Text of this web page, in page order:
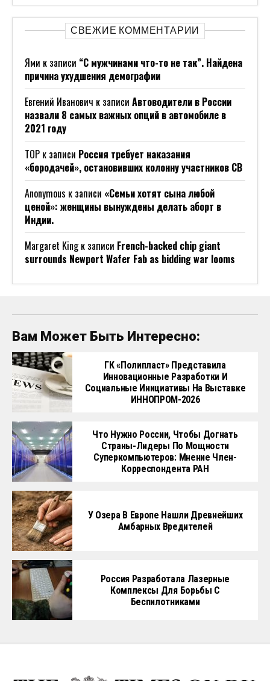
СВЕЖИЕ КОММЕНТАРИИ
Ями к записи “С мужчинами что-то не так”. Найдена
причина ухудшения демографии
Евгений Иванович к записи Автоводители в России
назвали 8 самых важных опций в автомобиле в
2021 году
ТОР к записи Россия требует наказания
«бородачей», остановивших колонну участников СВ
Anonymous к записи «Семьи хотят сына любой
ценой»: женщины вынуждены делать аборт в
Индии.
Margaret Kingк записи French-backed chip giant
surrounds Newport Wafer Fab as bidding war looms
Вам Может Быть Интересно:
ГК «Полипласт» Представила
Инновационные Разработки И
Социальные Инициативы На Выставке
ИННОПРОМ-2026
Что Нужно России, Чтобы Догнать
Страны-Лидеры По Мощности
Суперкомпьютеров: Мнение Член-
Корреспондента РАН
У Озера В Европе Нашли Древнейших
Амбарных Вредителей
Россия Разработала Лазерные
Комплексы Для Борьбы С
Беспилотниками